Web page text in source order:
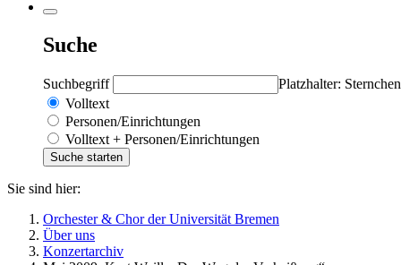
Suche
Suchbegriff
Platzhalter:
Volltext
Personen/Einrichtungen
Volltext + Personen/Einrichtungen
Sie sind hier:
Orchester & Chor der Universität Bremen
Über uns
Konzertarchiv